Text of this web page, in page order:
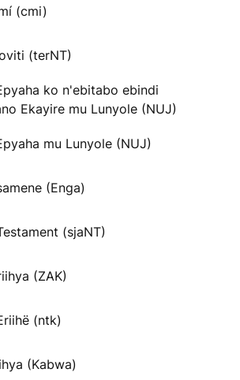
(cmi)
(terNT)
ko n'ebitabo ebindi
Ekayire mu Lunyole (NUJ)
mu Lunyole (NUJ)
(Enga)
(sjaNT)
(ZAK)
(ntk)
(Kabwa)